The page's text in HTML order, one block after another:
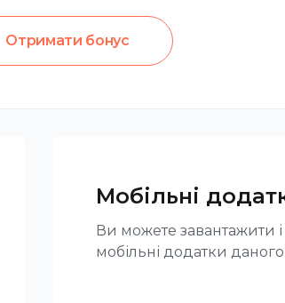
Отримати бонус
Мобільні
Ви можете завантажити і
мобільні додатки